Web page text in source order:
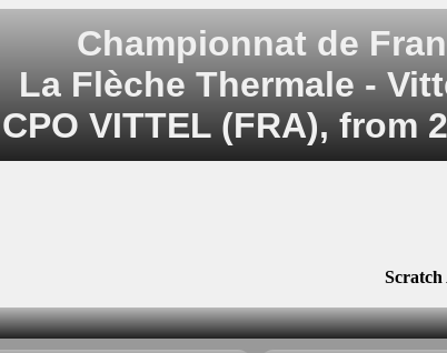
Championnat de
La Flèche Thermale -
CPO VITTEL (FRA), from